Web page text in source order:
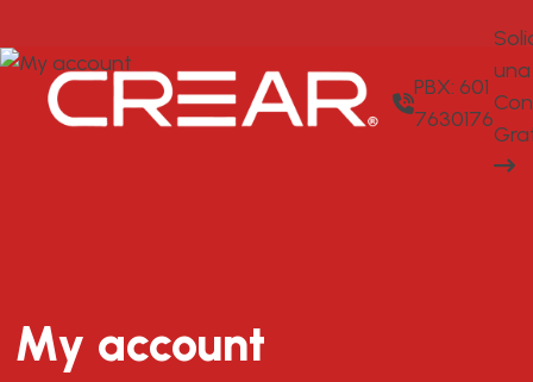
PBX: 601
7630176
una
My account